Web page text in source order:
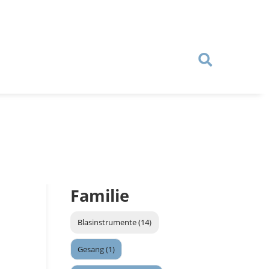
Familie
Blasinstrumente (14)
Gesang (1)